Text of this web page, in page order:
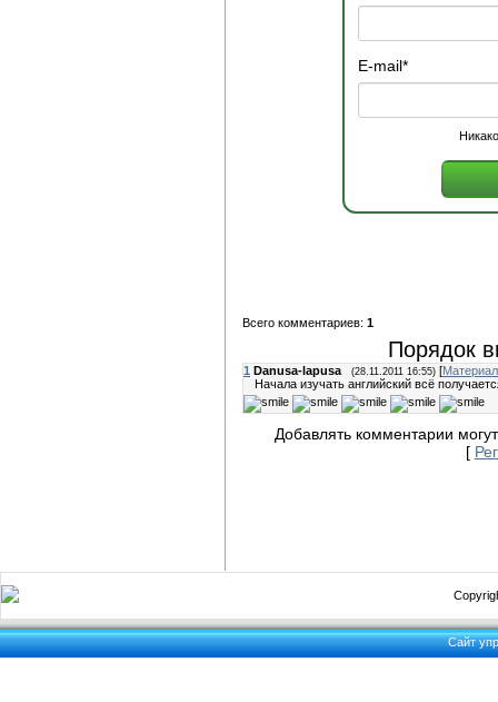
E-mail*
Всего комментариев: 1
Порядок
1 Danusa-lapusa (28.11.2011 16:55) [Материал
Начала изучать английский всё
Добавлять комментарии
[
Сайт